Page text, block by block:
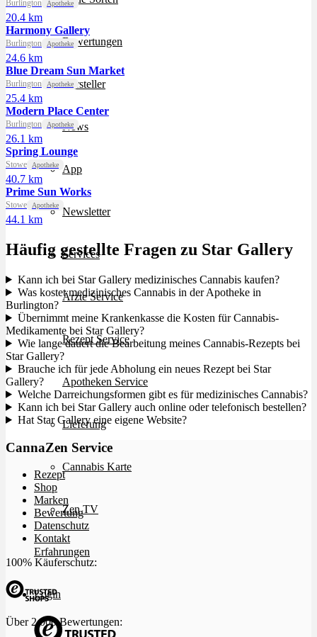
Bewertungen
Hersteller
News
App
Newsletter
Services
Ärzte Service
Rezept Service
Apotheken Service
Lieferung
Cannabis Karte
Zen TV
Erfahrungen
Login
Burlington Apotheke
20.4 km
Harmony Gallery
Burlington Apotheke
24.6 km
Blue Dream Sun Market
Burlington Apotheke
25.4 km
Modern Place Center
Burlington Apotheke
26.1 km
Spring Lounge
Stowe Apotheke
40.7 km
Prime Sun Works
Stowe Apotheke
44.1 km
Häufig gestellte Fragen zu Star Gallery
Kann ich bei Star Gallery medizinisches Cannabis kaufen?
Was kostet medizinisches Cannabis in der Apotheke in
Burlington?
Übernimmt meine Krankenkasse die Kosten für Cannabis-
Medikamente bei Star Gallery?
Wie lange dauert die Bearbeitung meines Cannabis-Rezepts bei
Star Gallery?
Brauche ich für jede Abholung ein neues Rezept bei Star
Gallery?
Welche Darreichungsformen gibt es für medizinisches Cannabis?
Kann ich bei Star Gallery auch online oder telefonisch bestellen?
Hat Star Gallery eine eigene Website?
CannaZen Service
Rezept
Shop
Marken
Bewertung
Datenschutz
Kontakt
100% Käuferschutz:
Über 2.000 Bewertungen: